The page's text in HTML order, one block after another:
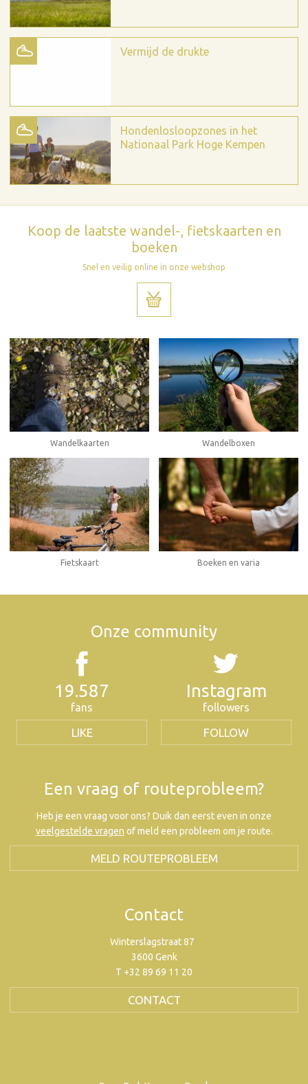
Vermijd de drukte
Hondenlosloopzones in het
Nationaal Park Hoge Kempen
Koop de laatste wandel-, fietskaarten en
boeken
Snel en veilig online in onze webshop
Wandelkaarten Wandelboxen
Fietskaart Boeken en varia
Onze community
19.587
fans
LIKE
Instagram
followers
FOLLOW
Een vraag of routeprobleem?
Heb je een vraag voor ons? Duik dan eerst even in onze
veelgestelde vragen of meld een probleem om je route.
MELD ROUTEPROBLEEM
Contact
Winterslagstraat 87
3600 Genk
T +32 89 69 11 20
CONTACT